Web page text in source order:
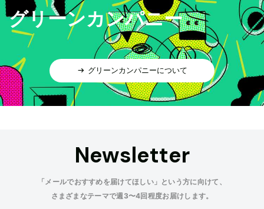
グリーンカンパニー
グリーンカンパニーについて
Newsletter
「メールでおすすめを届けてほしい」という方に向けて、
さまざまなテーマで週3〜4回程度お届けします。